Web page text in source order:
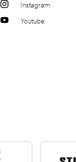
Instagram
Youtube